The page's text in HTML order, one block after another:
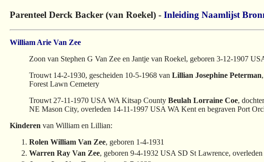
Parenteel Derck Backer (van Roekel) - Inleiding Naamlijst
William Arie Van Zee
Zoon van Stephen G Van Zee en Jantje van Roekel, geboren 3-12-1907
Trouwt 14-2-1930, gescheiden 10-5-1968 van Lillian Josephine Peterman
Forest Lawn Cemetery
Trouwt 27-11-1970 USA WA Kitsap County Beulah Lorraine Coe,
NE Mason City, overleden 14-11-1997 USA WA Kent en begraven Port
Kinderen van William en Lillian:
Rolen William Van Zee, geboren 1-4-1931
Warren Ray Van Zee, geboren 9-4-1932 USA SD St Lawrence,